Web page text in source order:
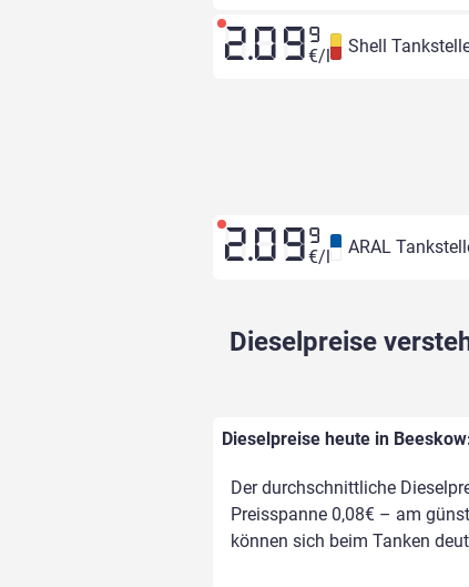
2.09 9
€/l Shell
2.09 9
€/l ARAL
Dieselpreise
Dieselpreise heute in
Der durchschnittliche
Preisspanne 0,08€ – am
können sich beim Tanken